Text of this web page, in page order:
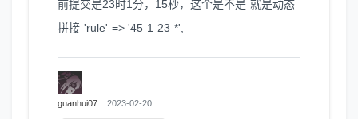
前提交是23时1分，15秒，这个是不是 就是动态
拼接 'rule' => '45 1 23 *',
guanhui07 2023-02-20